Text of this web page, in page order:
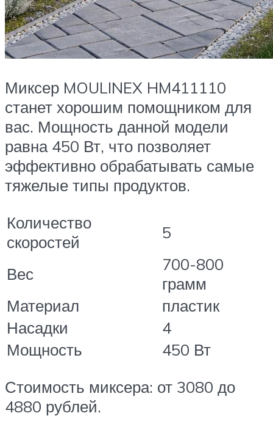
Миксер MOULINEX HM411110
станет хорошим помощником для
вас. Мощность данной модели
равна 450 Вт, что позволяет
эффективно обрабатывать самые
тяжелые типы продуктов.
Количество
скоростей
5
Вес
700-800
грамм
Материал
пластик
Насадки
4
Мощность
450 Вт
Стоимость миксера: от 3080 до
4880 рублей.